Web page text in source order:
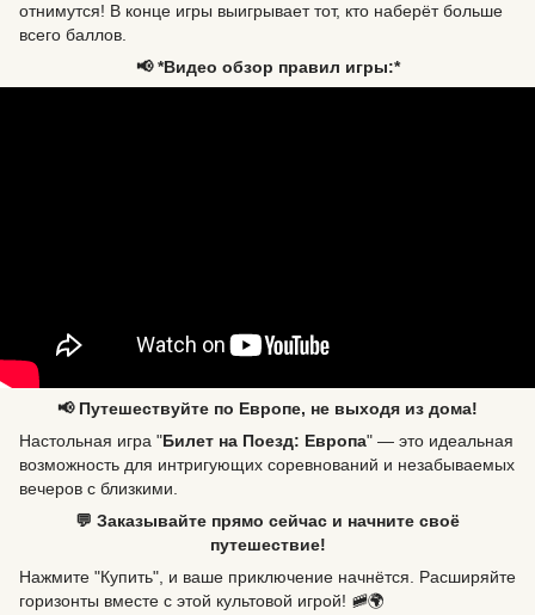
отнимутся! В конце игры выигрывает тот, кто наберёт больше
всего баллов.
📢 *Видео обзор правил игры:*
📢 Путешествуйте по Европе, не выходя из дома!
Настольная игра "Билет на Поезд: Европа" — это идеальная
возможность для интригующих соревнований и незабываемых
вечеров с близкими.
💬 Заказывайте прямо сейчас и начните своё
путешествие!
Нажмите "Купить", и ваше приключение начнётся. Расширяйте
горизонты вместе с этой культовой игрой! 🚞🌍